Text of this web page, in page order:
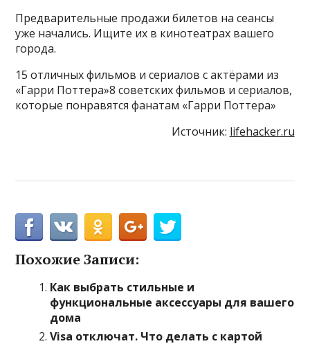
Предварительные продажи билетов на сеансы
уже начались. Ищите их в кинотеатрах вашего
города.
15 отличных фильмов и сериалов с актёрами из
«Гарри Поттера»8 советских фильмов и сериалов,
которые понравятся фанатам «Гарри Поттера»
Источник: lifehacker.ru
Похожие Записи:
Как выбрать стильные и
функциональные аксессуары для вашего
дома
Visa отключат. Что делать с картой